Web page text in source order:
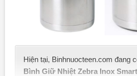
Hiện tại, Binhnuocteen.com đang
Bình Giữ Nhiệt Zebra Inox